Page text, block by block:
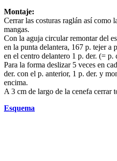
Montaje:
Cerrar las costuras raglán así como
mangas.
Con la aguja circular remontar del
en la punta delantera, 167 p. tejer a
en el centro delantero 1 p. der. (= p.
Para la forma deslizar 5 veces en
der. con el p. anterior, 1 p. der. y
encima.
A 3 cm de largo de la cenefa cerrar
Esquema